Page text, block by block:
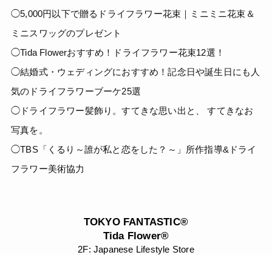
◯5,000円以下で贈るドライフラワー花束｜ミニミニ花束＆
ミニスワッグのプレゼント
◯Tida Flowerおすすめ！ドライフラワー花束12選！
◯結婚式・ウェディングにおすすめ！記念日や誕生日にも人
気のドライフラワーブーケ25選
◯ドライフラワー髪飾り。すてきな思い出と、 すてきなお
写真を。
◯TBS「くるり～誰が私と恋をした？～」所作指導&ドライ
フラワー美術協力
TOKYO FANTASTIC®
Tida Flower®
2F: Japanese Lifestyle Store